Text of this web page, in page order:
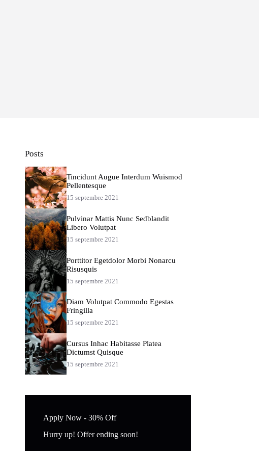
Posts
Tincidunt Augue Interdum Wuismod
Pellentesque
15 septembre 2021
Pulvinar Mattis Nunc Sedblandit
Libero Volutpat
15 septembre 2021
Porttitor Egetdolor Morbi Nonarcu
Risusquis
15 septembre 2021
Diam Volutpat Commodo Egestas
Fringilla
15 septembre 2021
Cursus Inhac Habitasse Platea
Dictumst Quisque
15 septembre 2021
Apply Now - 30% Off
Hurry up! Offer ending soon!